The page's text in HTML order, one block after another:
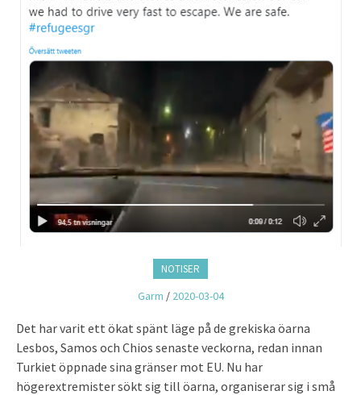
NOTISER
Garm / 2020-03-04
Det har varit ett ökat spänt läge på de grekiska öarna
Lesbos, Samos och Chios senaste veckorna, redan innan
Turkiet öppnade sina gränser mot EU. Nu har
högerextremister sökt sig till öarna, organiserar sig i små